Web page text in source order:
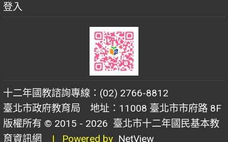
登入
十二年國教諮詢專線：(02) 2766-8812
臺北市政府教育局 地址：11008 臺北市市府路 8F
版權所有 © 2015 - 2026 臺北市十二年國民基本教
育資訊網
| Powered by NetView